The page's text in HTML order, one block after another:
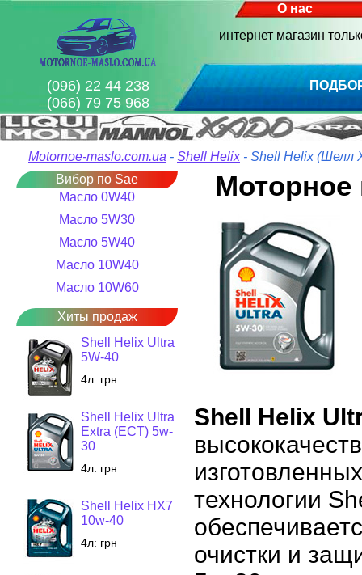
О нас
интернет магазин
(096) 22 44 238
(066) 79 75 968
Motornoe-maslo.com.ua - Shell Helix- Shell Helix (Шелл
Вибор по Sae
Масло 0W40
Масло 5W30
Масло 5W40
Масло 10W40
Масло 10W60
Хиты продаж
Shell Helix Ultra
5W-40
4л: грн
Shell Helix Ultra
Extra (ECT) 5w-
30
4л: грн
Shell Helix HX7
10w-40
4л: грн
Моторное
Shell Helix
технологии
очистки и